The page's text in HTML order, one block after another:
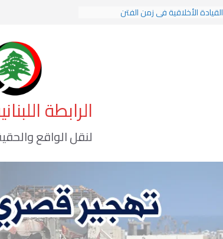
يومَ يَفيضُ العَرَقُ
القيادة الأخلاقية في زمن الفتن
الرابطة
لنقل الواقع